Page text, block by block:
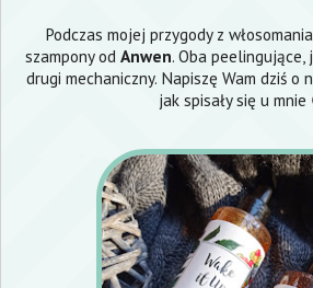
Podczas mojej przygody z
szampony od Anwen. Oba peelingujące,
drugi mechaniczny. Napiszę Wam dziś o
jak spisały się u mnie